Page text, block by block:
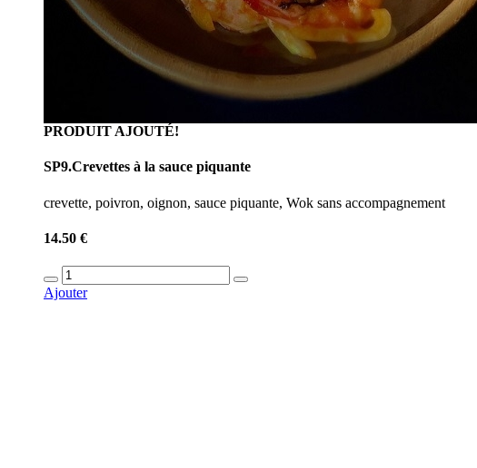
PRODUIT AJOUTÉ!
SP9.Crevettes à la sauce piquante
crevette, poivron, oignon, sauce piquante, Wok sans accompagnement
14.50 €
Ajouter